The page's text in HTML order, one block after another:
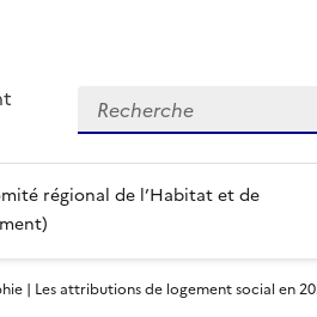
Recherche
régional de l’Habitat et de
| Les attributions de logement social en